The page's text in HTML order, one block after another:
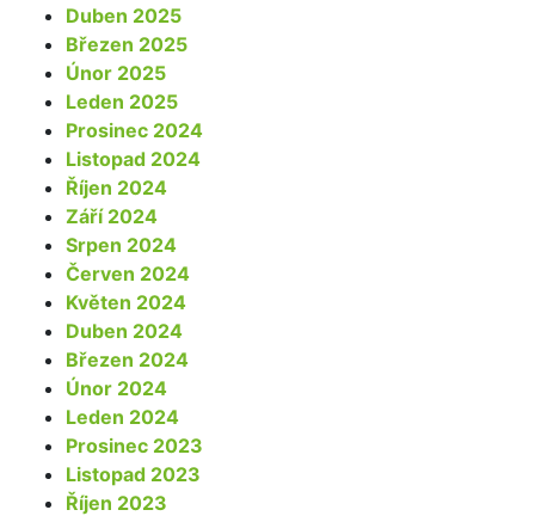
Duben 2025
Březen 2025
Únor 2025
Leden 2025
Prosinec 2024
Listopad 2024
Říjen 2024
Září 2024
Srpen 2024
Červen 2024
Květen 2024
Duben 2024
Březen 2024
Únor 2024
Leden 2024
Prosinec 2023
Listopad 2023
Říjen 2023